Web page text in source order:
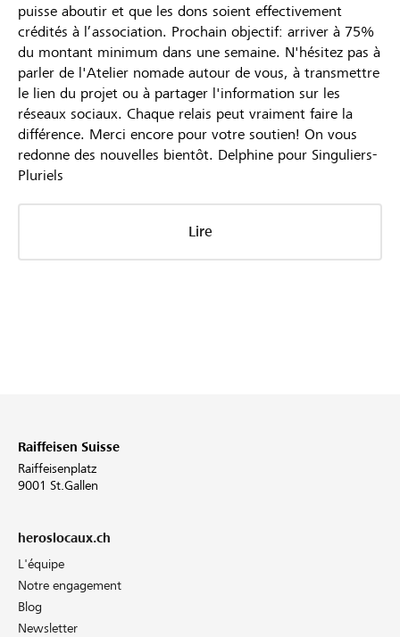
puisse aboutir et que les dons soient effectivement
crédités à l’association. Prochain objectif: arriver à 75%
du montant minimum dans une semaine. N'hésitez pas à
parler de l'Atelier nomade autour de vous, à transmettre
le lien du projet ou à partager l'information sur les
réseaux sociaux. Chaque relais peut vraiment faire la
différence. Merci encore pour votre soutien! On vous
redonne des nouvelles bientôt. Delphine pour Singuliers-
Pluriels
Lire
Raiffeisen Suisse
Raiffeisenplatz
9001 St.Gallen
heroslocaux.ch
L'équipe
Notre engagement
Blog
Newsletter